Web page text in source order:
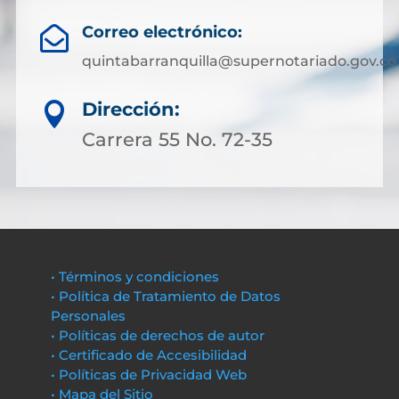
 Correo electrónico:
quintabarranquilla@supernotariado.gov.co

Dirección:
Carrera 55 No. 72-35
• Términos y condiciones
• Política de Tratamiento de Datos
Personales
• Políticas de derechos de autor
• Certificado de Accesibilidad
• Políticas de Privacidad Web
• Mapa del Sitio